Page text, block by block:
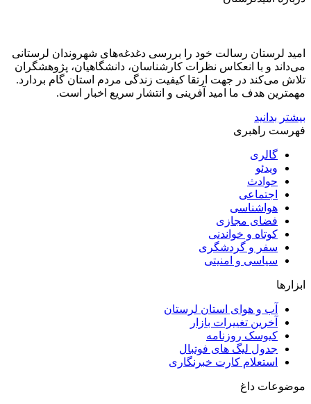
امید لرستان رسالت خود را بررسی دغدغه‌های شهروندان لرستانی
می‌داند و با انعکاس نظرات کارشناسان، دانشگاهیان، پژوهشگران
تلاش می‌کند در جهت ارتقا کیفیت زندگی مردم استان گام بردارد.
مهمترین هدف ما امید آفرینی و انتشار سریع اخبار است.
بیشتر بدانید
فهرست راهبری
گالری
ویدئو
حوادث
اجتماعی
هواشناسی
فضای مجازی
کوتاه و خواندنی
سفر و گردشگری
سیاسی و امنیتی
ابزارها
آب و هوای استان لرستان
آخرین تغییرات بازار
کیوسک روزنامه
جدول لیگ های فوتبال
استعلام کارت خبرنگاری
موضوعات داغ